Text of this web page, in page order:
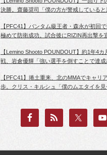
決勝。齋藤奨司「僕の方が警戒していると
【PFC41】バンタム級王者・森永が初回
極めて防衛成功。試合後にRIZIN再出撃を
【Lemino Shooto POUNDOUT】約1年4カ
戦、岩倉優輝「強い選手を倒すことで達成
【PFC41】捲土重来、北のMMAでキャリ
歩。クリス・キルシュ「僕のムエタイを見